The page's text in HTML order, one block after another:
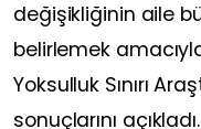
değişikliğinin aile
belirlemek
Yoksulluk Sınırı
sonuçlarını açıkladı.